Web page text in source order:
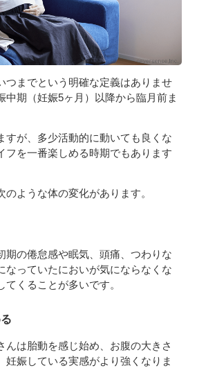
つまでという明確な定義はありませ
中期（妊娠5ヶ月）以降から臨月前ま
すが、多少活動的に動いても良くな
フを一番楽しめる時期でもあります
ような体の変化があります。
期の倦怠感や眠気、頭痛、つわりな
なっていたにおいが気にならなくな
てくることが多いです。
んは胎動を感じ始め、お腹の大きさ
妊娠している実感がより強くなりま